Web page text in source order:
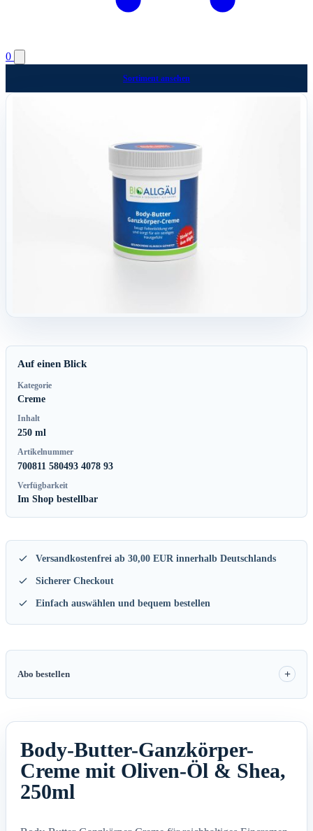
0
Sortiment ansehen
Auf einen Blick
Kategorie
Creme
Inhalt
250 ml
Artikelnummer
700811 580493 4078 93
Verfügbarkeit
Im Shop bestellbar
Versandkostenfrei ab 30,00 EUR innerhalb Deutschlands
Sicherer Checkout
Einfach auswählen und bequem bestellen
Abo bestellen
Body-Butter-Ganzkörper-
Creme mit Oliven-Öl & Shea,
250ml